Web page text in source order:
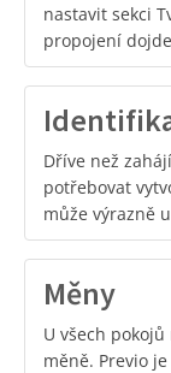
nastavit sekci
propojení
Dříve než
potřebovat
může výrazně
Měny
U všech
měně. Previo